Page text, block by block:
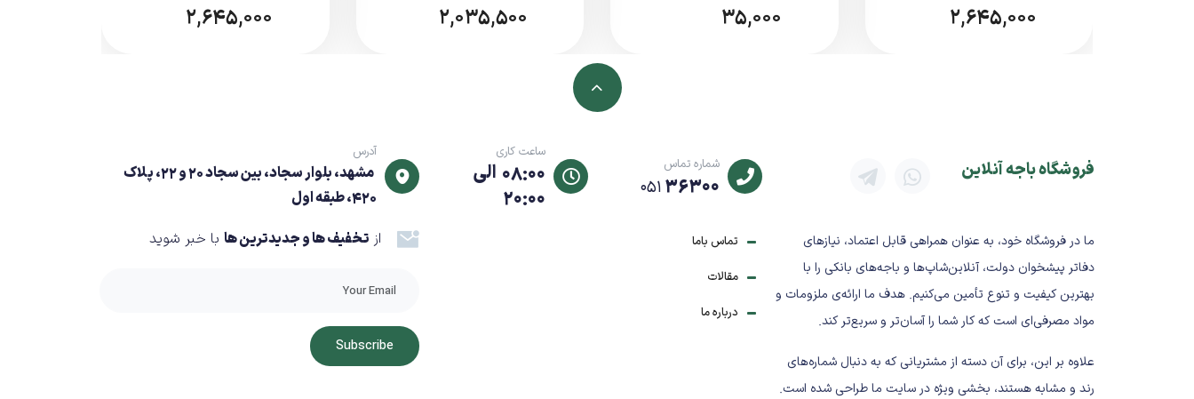
کارکرد تقریبی:حدود 1200 صفحه (با پوشش 5٪)
مزایای کارتریج Brother TN‑2305
✔ قیمت اقتصادی و مقرون‌به‌صرفه
✔ کیفیت چاپ قابل قبول برای مصارف روزمره
✔ نصب آسان و بدون نیاز به تنظیم خاص
✔ سازگاری کامل با پرینترهای سری L
2,645,000
35,000
2,035,500
2,645,000
فروشگاه باجه آنلاین شماره تماس
05136300
ساعت کاری
08:00 الی
20:00
آدرس
مشهد، بلوار سجاد، بین سجاد 20 و 22، پلاک
420، طبقه اول
ما در فروشگاه خود، به عنوان همراهی قابل اعتماد، نیازهای
دفاتر پیشخوان دولت، آنلاین‌شاپ‌ها و باجه‌های بانکی را با
بهترین کیفیت و تنوع تأمین می‌کنیم. هدف ما ارائه‌ی ملزومات و
مواد مصرفی‌ای است که کار شما را آسان‌تر و سریع‌تر کند.
علاوه بر این، برای آن دسته از مشتریانی که به دنبال شماره‌های
رند و مشابه هستند، بخشی ویژه در سایت ما طراحی شده است.
تماس باما
مقالات
درباره ما
از تخفیف ها و جدیدترین ها با خبر شوید
Subscribe